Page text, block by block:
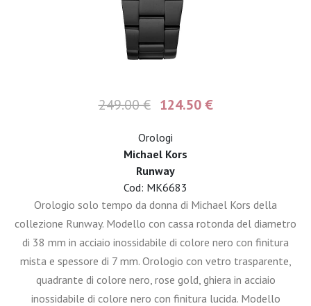
249.00 € 124.50 €
Orologi
Michael Kors
Runway
Cod: MK6683
Orologio solo tempo da donna di Michael Kors della
collezione Runway. Modello con cassa rotonda del diametro
di 38 mm in acciaio inossidabile di colore nero con finitura
mista e spessore di 7 mm. Orologio con vetro trasparente,
quadrante di colore nero, rose gold, ghiera in acciaio
inossidabile di colore nero con finitura lucida. Modello